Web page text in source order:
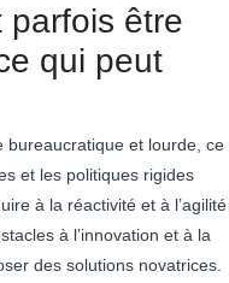
parfois être
qui peut
bureaucratique et lourde, ce
et les politiques rigides
à la réactivité et à l’agilité
à l’innovation et à la
des solutions novatrices.